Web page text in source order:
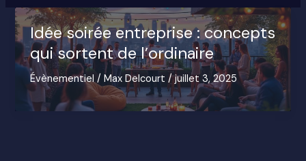
Idée soirée entreprise : concepts
qui sortent de l’ordinaire
Évènementiel/Max Delcourt/juillet 3, 2025